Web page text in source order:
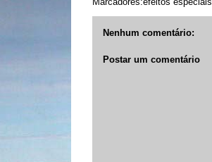
Nenhum comentário:
Postar um comentário